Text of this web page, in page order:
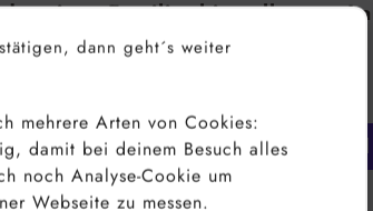
dann geht´s weiter
mehrere Arten von Cookies:
damit bei deinem Besuch alles
noch Analyse-Cookie um
Webseite zu messen.
meiner Familie, hier alles am
Kaffee spendieren via PayPal